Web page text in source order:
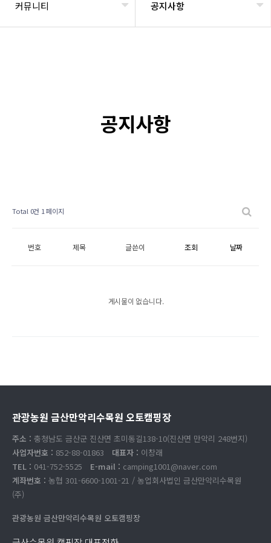
커뮤니티 공지사항
공지사항
Total 0건 1 페이지
번호 제목 글쓴이 조회 날짜
게시물이 없습니다.
관광농원 금산만악리수목원 오토캠핑장
주소 : 충청남도 금산군 진산면 초미동길138-10(진산면 만악리 248번지)
사업자번호 : 852-88-01863 대표자 : 이창래
TEL : 041-752-5525 E-mail : camping1001@naver.com
계좌번호 : 농협 301-6600-1001-21 / 농업회사법인 금산만악리수목원
(주)
관광농원 금산만악리수목원 오토캠핑장